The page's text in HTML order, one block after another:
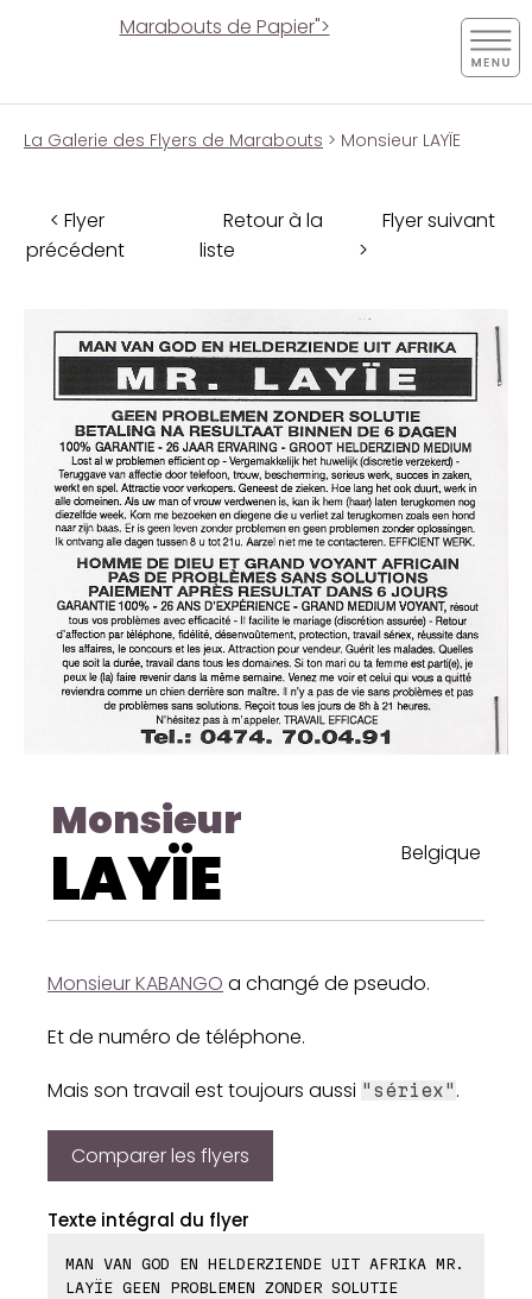
Marabouts de Papier">
La Galerie des Flyers de Marabouts > Monsieur LAYÏE
< Flyer
précédent
Retour à la
liste
Flyer suivant
>
Monsieur
LAYÏE Belgique
Monsieur KABANGO a changé de pseudo.
Et de numéro de téléphone.
Mais son travail est toujours aussi "sériex" .
Comparer les flyers
Texte intégral du flyer
MAN VAN GOD EN HELDERZIENDE UIT AFRIKA MR.
LAYÏE GEEN PROBLEMEN ZONDER SOLUTIE